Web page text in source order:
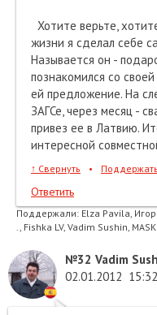
Хотите верьте,
жизни я сделал себе
Называется он -
познакомился со
ей предложение. На
ЗАГСе, через месяц -
привез ее в Латвию.
интересной
↑ Свернуть • Поддержать
Ответить
Поддержали: Elza Pavila,
., Fishka LV, Vadim Sushin,
№32 Vadim
02.01.2012 15:32